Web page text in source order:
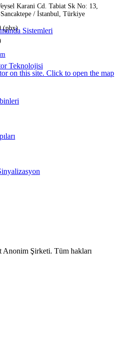
Sistemleri
Teknolojisi
Karani Cd. Tabiat Sk No: 13,
/ İstanbul, Türkiye
(pbx)
on this site. Click to open the map
Anonim Şirketi. Tüm hakları